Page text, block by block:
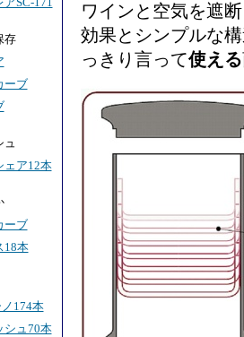
存
ーブ
ュ
ェア12本
ーブ
18本
174本
シュ70本
ワインと空気を遮
効果とシンプルな
っきり言って使える